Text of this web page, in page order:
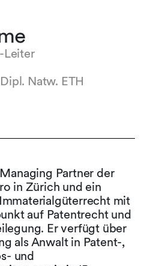
Leiter
Natw. ETH
Partner der
in Zürich und ein
mit
auf Patentrecht und
Er verfügt über
als Anwalt in Patent-,
und